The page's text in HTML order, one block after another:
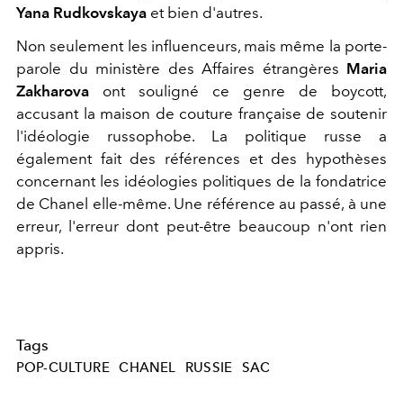
Yana Rudkovskaya et bien d'autres.
Non seulement les influenceurs, mais même la porte-
parole du ministère des Affaires étrangères Maria
Zakharova ont souligné ce genre de boycott,
accusant la maison de couture française de soutenir
l'idéologie russophobe. La politique russe a
également fait des références et des hypothèses
concernant les idéologies politiques de la fondatrice
de Chanel elle-même. Une référence au passé, à une
erreur, l'erreur dont peut-être beaucoup n'ont rien
appris.
Tags
POP-CULTURE CHANEL RUSSIE SAC